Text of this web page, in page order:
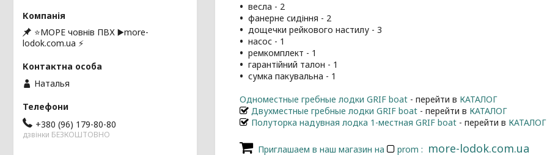
весла - 2
фанерне сидіння - 2
дощечки рейкового настилу - 3
насос - 1
ремкомплект - 1
гарантійний талон - 1
сумка пакувальна - 1
Одноместные гребные лодки GRIF boat - перейти в КАТАЛОГ
Двухместные гребные лодки GRIF boat - перейти в КАТАЛОГ
Полуторка надувная лодка 1-местная GRIF boat - перейти в КАТАЛОГ
Приглашаем в наш магазин на prom : more-lodok.com.ua
⭐️МОРЕ човнів ПВХ ▶️more-
lodok.com.ua ⚡
Наталья
+380 (96) 179-80-80
дзвінки БЕЗКОШТОВНО